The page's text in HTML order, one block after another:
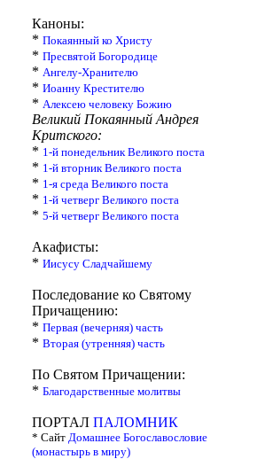
Каноны:
* Покаянный ко Христу
* Пресвятой Богородице
* Ангелу-Хранителю
* Иоанну Крестителю
* Алексею человеку Божию
Великий Покаянный Андрея
Критского:
* 1-й понедельник Великого поста
* 1-й вторник Великого поста
* 1-я среда Великого поста
* 1-й четверг Великого поста
* 5-й четверг Великого поста
Акафисты:
* Иисусу Сладчайшему
Последование ко Святому
Причащению:
* Первая (вечерняя) часть
* Вторая (утренняя) часть
По Святом Причащении:
* Благодарственные молитвы
ПОРТАЛ ПАЛОМНИК
* Сайт Домашнее Богославословие
(монастырь в миру)